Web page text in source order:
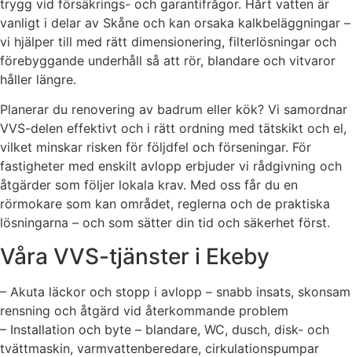
trygg vid försäkrings- och garantifrågor. Hårt vatten är
vanligt i delar av Skåne och kan orsaka kalkbeläggningar –
vi hjälper till med rätt dimensionering, filterlösningar och
förebyggande underhåll så att rör, blandare och vitvaror
håller längre.
Planerar du renovering av badrum eller kök? Vi samordnar
VVS-delen effektivt och i rätt ordning med tätskikt och el,
vilket minskar risken för följdfel och förseningar. För
fastigheter med enskilt avlopp erbjuder vi rådgivning och
åtgärder som följer lokala krav. Med oss får du en
rörmokare som kan området, reglerna och de praktiska
lösningarna – och som sätter din tid och säkerhet först.
Våra VVS-tjänster i Ekeby
– Akuta läckor och stopp i avlopp – snabb insats, skonsam
rensning och åtgärd vid återkommande problem
– Installation och byte – blandare, WC, dusch, disk- och
tvättmaskin, varmvattenberedare, cirkulationspumpar